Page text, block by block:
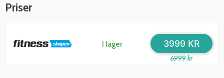
Priser
I lager
6999 kr
3999 KR